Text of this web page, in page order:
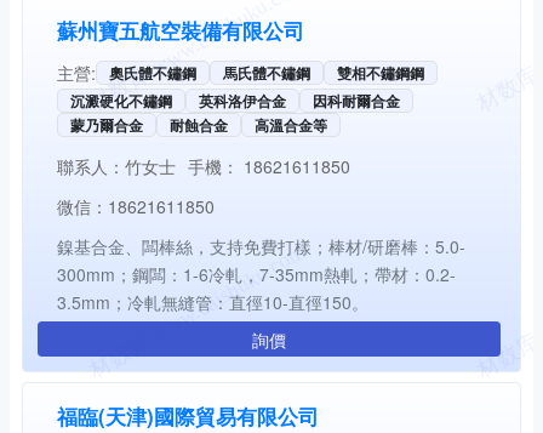
蘇州寶五航空裝備有限公司
主營: 奧氏體不鏽鋼 馬氏體不鏽鋼
雙相不鏽鋼鋼
沉澱硬化不鏽鋼
英科洛伊合金
因科耐爾合金
蒙乃爾合金
耐蝕合金 高溫合金等
聯系人： 竹女士 手機： 18621611850
微信： 18621611850
鎳基合金、闆棒絲，支持免費打樣；棒材/研磨棒：5.0-
300mm；鋼闆：1-6冷軋，7-35mm熱軋；帶材：0.2-
3.5mm；冷軋無縫管：直徑10-直徑150。
詢價
福臨(天津)國際貿易有限公司